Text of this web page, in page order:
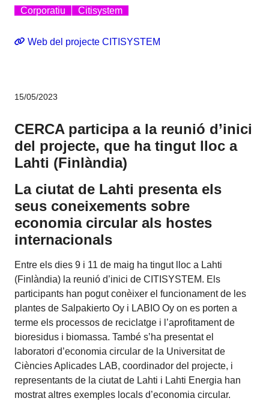
Corporatiu Citisystem
Web del projecte CITISYSTEM
15/05/2023
CERCA participa a la reunió d’inici
del projecte, que ha tingut lloc a
Lahti (Finlàndia)
La ciutat de Lahti presenta els
seus coneixements sobre
economia circular als hostes
internacionals
Entre els dies 9 i 11 de maig ha tingut lloc a Lahti
(Finlàndia) la reunió d’inici de CITISYSTEM. Els
participants han pogut conèixer el funcionament de les
plantes de Salpakierto Oy i LABIO Oy on es porten a
terme els processos de reciclatge i l’aprofitament de
bioresidus i biomassa. També s’ha presentat el
laboratori d’economia circular de la Universitat de
Ciències Aplicades LAB, coordinador del projecte, i
representants de la ciutat de Lahti i Lahti Energia han
mostrat altres exemples locals d’economia circular.